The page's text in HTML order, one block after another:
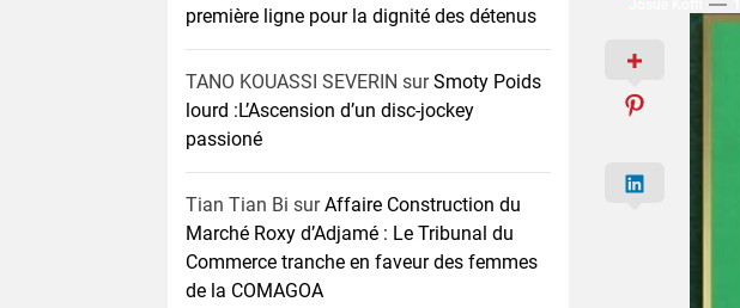
première ligne pour la dignité des détenus
TANO KOUASSI SEVERIN surSmoty Poids
lourd :L’Ascension d’un disc-jockey
passioné
Tian Tian Bi surAffaire Construction du
Marché Roxy d’Adjamé : Le Tribunal du
Commerce tranche en faveur des femmes
de la COMAGOA